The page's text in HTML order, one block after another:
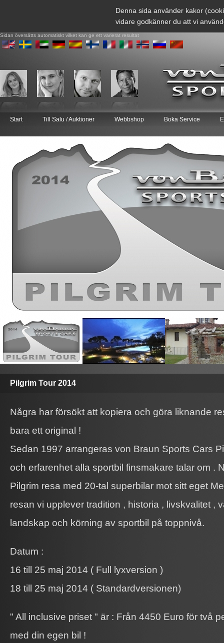
Denna sida använder kakor
vidare godkänner du att vi
Sidan översätts automatiskt vilket kan ge ett varierat resultat
Start Till Salu / Auktioner Webbshop Boka Service
Pilgrim Tour 2014
Några har försökt att kopiera och göra liknande
bara ett original !
Sedan 1997 arrangeras von Braun Sports Cars
och erfarenhet alla sportbil finsmakare talar om .
Pilgrim resa med 20-tal superbilar mot sitt eget
resan vi upplever tradition , historia , livskvalitet ,
landskap och körning av sportbil på toppnivå.
Datum :
16 till 25 maj 2014 ( Full lyxversion )
18 till 25 maj 2014 ( Standardversionen)
" All inclusive priset " är : Från 4450 Euro för två
med din egen bil !